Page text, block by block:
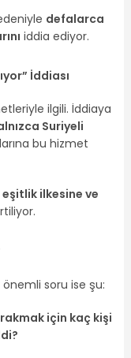
defalarca
iddia ediyor.
İddiası
ilgili. İddiaya
Suriyeli
bu hizmet
eşitlik ilkesine ve
soru ise şu:
için kaç kişi